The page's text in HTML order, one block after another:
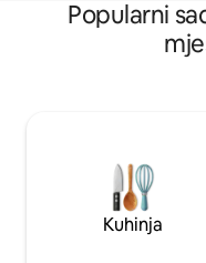
Popularni
Kuhinja